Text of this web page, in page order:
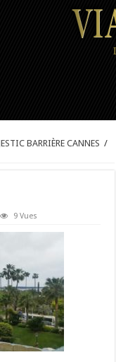
BARRIÈRE CANNES /
9 Vues